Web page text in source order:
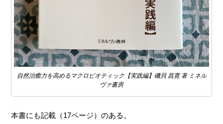
自然治癒力を高めるマクロビオティック【実践編】磯貝 昌寛 著 ミネル
ヴァ書房
本書にも記載（17ページ）のある。